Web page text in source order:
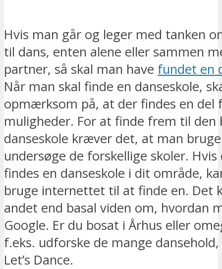
Hvis man går og leger med tanken
til dans, enten alene eller sammen
partner, så skal man have fundet en
Når man skal finde en danseskole,
opmærksom på, at der findes en del
muligheder. For at finde frem til den
danseskole kræver det, at man
undersøge de forskellige skoler. Hvis
findes en danseskole i dit område,
bruge internettet til at finde en. Det
andet end basal viden om, hvordan
Google. Er du bosat i Århus eller
f.eks. udforske de mange
Let’s Dance.